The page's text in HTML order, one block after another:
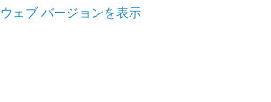
ウェブ バージョンを表示